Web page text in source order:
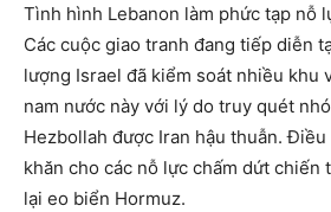
Tình hình Lebanon làm phức tạp nỗ
Các cuộc giao tranh đang tiếp diễn
lượng Israel đã kiểm soát nhiều khu
nam nước này với lý do truy quét
Hezbollah được Iran hậu thuẫn.
khăn cho các nỗ lực chấm dứt chiến
lại eo biển Hormuz.